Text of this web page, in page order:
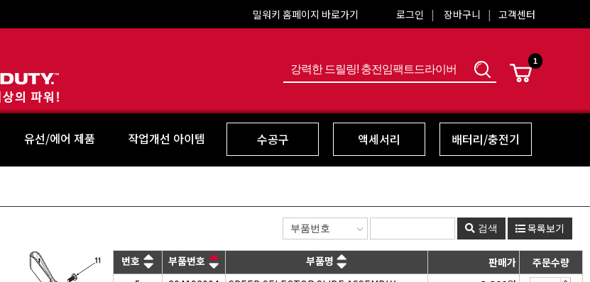
밀워키 홈페이지 바로가기 로그인 장바구니 고객센터
1
유선/에어 제품 작업개선 아이템 수공구 액세서리 배터리/충전기
검색 목록보기
번호 부품번호 부품명 판매가
주문수량